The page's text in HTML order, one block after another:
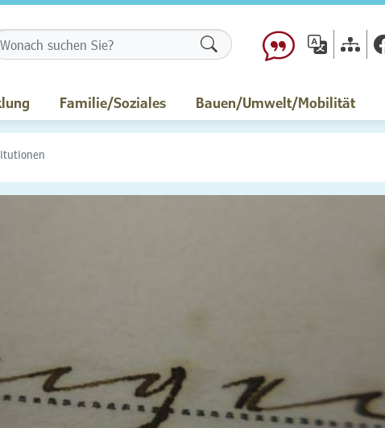
Formularschaltfläche
Familie/Soziales Bauen/Umwelt/Mobilität